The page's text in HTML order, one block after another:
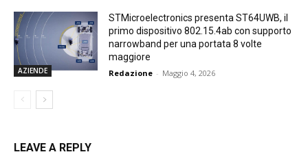
AZIENDE
STMicroelectronics presenta ST64UWB, il
primo dispositivo 802.15.4ab con supporto
narrowband per una portata 8 volte
maggiore
Redazione - Maggio 4, 2026
LEAVE A REPLY